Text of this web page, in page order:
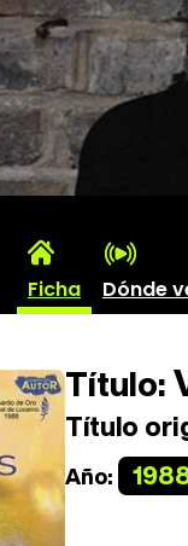
Ficha Dónde
Título:
Título
Año: